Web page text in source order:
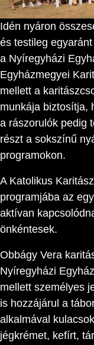
Idén nyáron
és testileg
a Nyíregyházi
Egyházmegyei
mellett a
munkája biztosítja,
a rászorulók pedig
részt a sokszínű
programokon.
A Katolikus
programjába az
aktívan
önkéntesek.
Obbágy Vera
Nyíregyházi
mellett személyes
is hozzájárul a
alkalmával
jégkrémet, kefírt,